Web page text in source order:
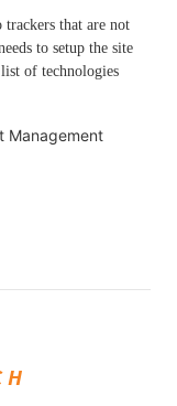
that are not
to setup the site
of technologies
Management